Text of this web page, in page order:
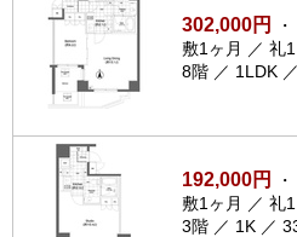
302,000円
敷1ヶ月 ／ 礼1
8階 ／ 1LDK
192,000円
敷1ヶ月 ／ 礼1
3階 ／ 1K ／